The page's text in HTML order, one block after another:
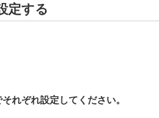
定する
れぞれ設定してください。